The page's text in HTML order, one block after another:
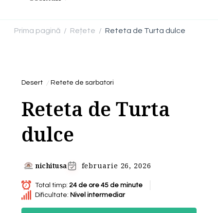
Prima pagină / Rețete / Reteta de Turta dulce
Desert Retete de sarbatori
Reteta de Turta
dulce
nichitusa februarie 26, 2026
Total timp: 24 de ore 45 de minute
Dificultate: Nivel intermediar